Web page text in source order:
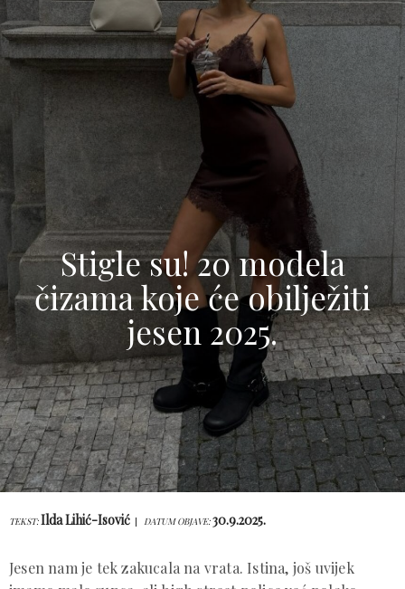
Stigle su! 20 modela
čizama koje će obilježiti
jesen 2025.
TEKST:Ilda Lihić-Isović DATUM OBJAVE:30.9.2025.
Jesen nam je tek zakucala na vrata. Istina, još uvijek